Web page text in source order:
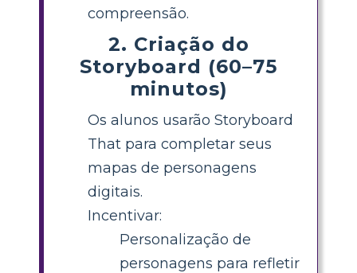
compreensão.
2. Criação do
Storyboard (60–75
minutos)
Os alunos usarão Storyboard
That para completar seus
mapas de personagens
digitais.
Incentivar:
Personalização de
personagens para refletir